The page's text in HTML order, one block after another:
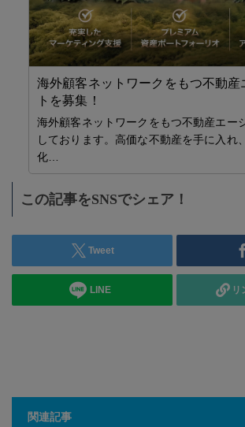
海外顧客ネットワークをもつ不動産
トを募集！
海外顧客ネットワークをもつ不動産エー
しております。高価な不動産を手に入れ
化…
この記事をSNSでシェア！
Tweet
LINE リ
関連記事